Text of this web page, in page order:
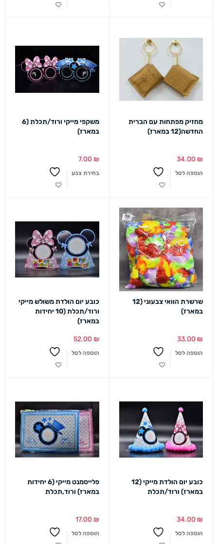
מחזיק מפתחות עם הברית
החדשה(12 במארז)
34.00 ₪
הוספה לסל
משקפי מייקי ורוד/תכלת (6
במארז)
7.00 ₪
בחירת צבע
שרשרת הוואי צבעוני (12
במארז)
33.00 ₪
הוספה לסל
כובע יום הולדת משולש מייקי
ורוד/תכלת (10 יחידות
במארז)
52.00 ₪
הוספה לסל
כובע יום הולדת מייקי (12
במארז) ורוד/תכלת
34.00 ₪
הוספה לסל
פלייסמנט מייקי (6 יחידות
במארז) ורוד,תכלת
17.00 ₪
הוספה לסל